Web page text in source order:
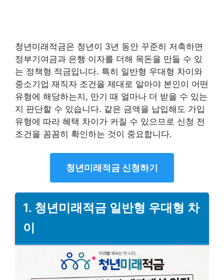
청년미래적금은 청년이 3년 동안 꾸준히 저축하면
정부기여금과 은행 이자를 더해 목돈을 만들 수 있
는 정책형 적금입니다. 특히 일반형 우대형 차이와
중소기업 재직자 조건을 제대로 알아야 본인이 어떤
유형에 해당하는지, 만기 때 얼마나 더 받을 수 있는
지 판단할 수 있습니다. 같은 금액을 납입해도 가입
유형에 따라 혜택 차이가 커질 수 있으므로 신청 전
조건을 꼼꼼히 확인하는 것이 중요합니다.
청년미래적금 신청하기
1. 청년미래적금 일반형 우대형 차
이